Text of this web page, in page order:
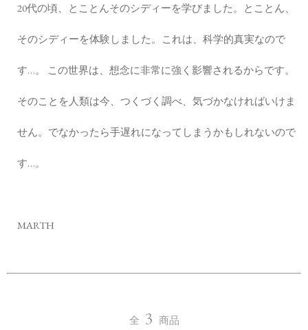
20代の頃、とことんそのシディーを学びました。とことん、
そのシディーを体験しました。これは、科学的真実なので
す…。 この世界は、想念に非常に強く影響されるからです。
そのことを人類は今、つくづく調べ、気づかなければいけま
せん。でなかったら手遅れになってしまうかもしれないので
す…。
MARTH
全 3 商品